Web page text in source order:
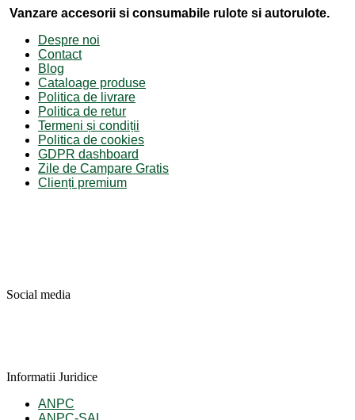
Vanzare accesorii si consumabile rulote si autorulote.
Despre noi
Contact
Blog
Cataloage produse
Politica de livrare
Politica de retur
Termeni și condiții
Politica de cookies
GDPR dashboard
Zile de Campare Gratis
Clienți premium
Social media
Informatii Juridice
ANPC